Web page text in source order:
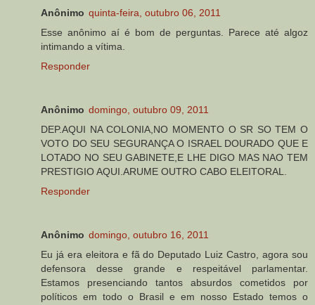
Anônimo quinta-feira, outubro 06, 2011
Esse anônimo aí é bom de perguntas. Parece até algoz
intimando a vítima.
Responder
Anônimo domingo, outubro 09, 2011
DEP.AQUI NA COLONIA,NO MOMENTO O SR SO TEM O
VOTO DO SEU SEGURANÇA O ISRAEL DOURADO QUE E
LOTADO NO SEU GABINETE,E LHE DIGO MAS NAO TEM
PRESTIGIO AQUI.ARUME OUTRO CABO ELEITORAL.
Responder
Anônimo domingo, outubro 16, 2011
Eu já era eleitora e fã do Deputado Luiz Castro, agora sou
defensora desse grande e respeitável parlamentar.
Estamos presenciando tantos absurdos cometidos por
políticos em todo o Brasil e em nosso Estado temos o